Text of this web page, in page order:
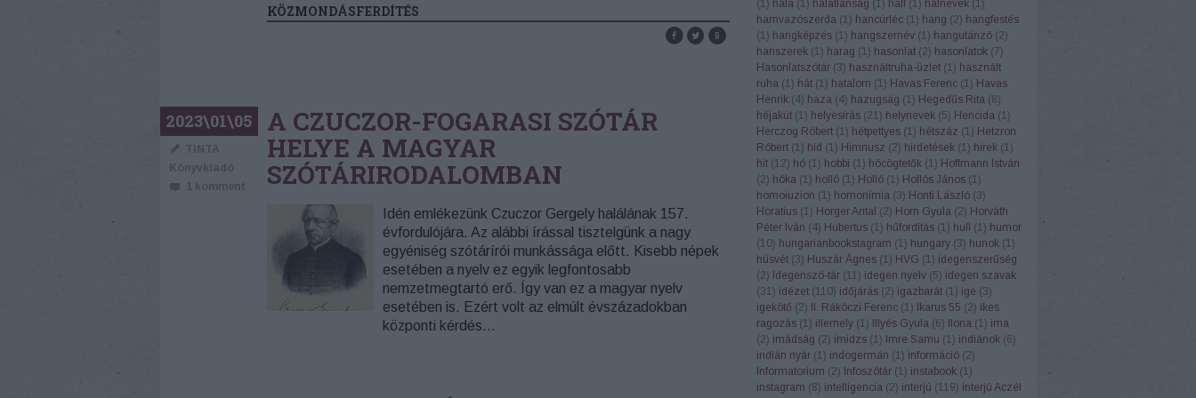
KÖZMONDÁSFERDÍTÉS
2023\01\05
TINTA
Könyvkiadó
1komment
A CZUCZOR-FOGARASI SZÓTÁR
HELYE A MAGYAR
SZÓTÁRIRODALOMBAN
Idén emlékezünk Czuczor Gergely halálának 157.
évfordulójára. Az alábbi írással tisztelgünk a nagy
egyéniség szótárírói munkássága előtt. Kisebb népek
esetében a nyelv ez egyik legfontosabb
nemzetmegtartó erő. Így van ez a magyar nyelv
esetében is. Ezért volt az elmúlt évszázadokban
központi kérdés…
(1 ) hála (1 ) hálátlanság (1 ) hall (1 ) halnevek (1 )
hamvazószerda (1 ) hancúrléc (1 ) hang (2) hangfestés
(1 ) hangképzés (1 ) hangszernév (1 ) hangutánzó (2)
hanszerek (1 ) harag (1 ) hasonlat (2) hasonlatok (7)
Hasonlatszótár (3) használtruha-üzlet (1 ) használt
ruha (1 ) hát (1 ) hatalom (1 ) Havas Ferenc (1 ) Havas
Henrik (4) haza (4) hazugság (1 ) Hegedűs Rita (8)
héjakút (1 ) helyesírás (21 ) helynevek (5) Hencida (1 )
Herczog Róbert (1 ) hétpettyes (1 ) hétszáz (1 ) Hetzron
Róbert (1 ) híd (1 ) Himnusz (2) hirdetések (1 ) hírek (1 )
hit (12) hó (1 ) hobbi (1 ) höcögtetők (1 ) Hoffmann István
(2) hóka (1 ) holló (1 ) Holló (1 ) Hollós János (1 )
homoiuzion (1 ) homonímia (3) Honti László (3)
Horatius (1 ) Horger Antal (2) Horn Gyula (2) Horváth
Péter Iván (4) Hubertus (1 ) hűfordítás (1 ) hull (1 ) humor
(10) hungarianbookstagram (1 ) hungary (3) hunok (1 )
húsvét (3) Huszár Ágnes (1 ) HVG (1 ) idegenszerűség
(2) Idegenszó-tár (11 ) idegen nyelv (5) idegen szavak
(31 ) idézet (110) időjárás (2) igazbarát (1 ) ige (3)
igekötő (2) II. Rákóczi Ferenc (1 ) Ikarus 55 (2) ikes
ragozás (1 ) illemely (1 ) Illyés Gyula (6) Ilona (1 ) ima
(2) imádság (2) imidzs (1 ) Imre Samu (1 ) indiánok (6)
indián nyár (1 ) indogermán (1 ) információ (2)
Informatorium (2) Infoszótár (1 ) instabook (1 )
instagram (8) intelligencia (2) interjú (119) interjú Aczél